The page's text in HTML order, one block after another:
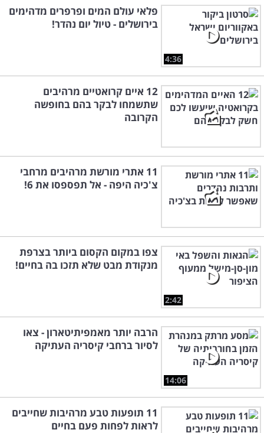
4:36
פלאי עולם המים ופרפרים מדהימים
בירושלים - טיול יום נהדר!
12 איים קרואטיים מרהיבים
שתשמחו לבקר בהם בחופשה
הקרובה
11 אתרי מורשת מרהיבים מרחבי
צ'כיה היפה - אל תפספסו את 6!
2:42
צפו במקום הקסום ביותר בצרפת
מנקודת מבט שלא תזכו בה בחיים!
14:06
הרבה יותר מאמפיתיטארון - צאו
לסיור ברחבי קיסריה העתיקה
11 תופעות טבע מרהיבות שחייבים
לראות לפחות פעם בחיים